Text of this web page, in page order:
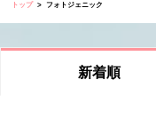
トップ フォトジェニック
新着順